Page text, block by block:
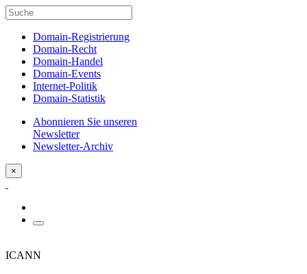
Domain-Registrierung
Domain-Recht
Domain-Handel
Domain-Events
Internet-Politik
Domain-Statistik
Abonnieren Sie unseren
Newsletter
Newsletter-Archiv
×
ICANN